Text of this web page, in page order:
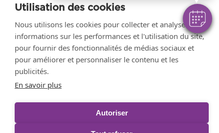
Utilisation des cookies
Nous utilisons les cookies pour collecter et analyser des
informations sur les performances et l'utilisation du site,
pour fournir des fonctionnalités de médias sociaux et
pour améliorer et personnaliser le contenu et les
publicités.
En savoir plus
Autoriser
de 8h30 à 12h30.
Prendre RDV en ligne
Conditions générales de fonctionnement
VetPartners